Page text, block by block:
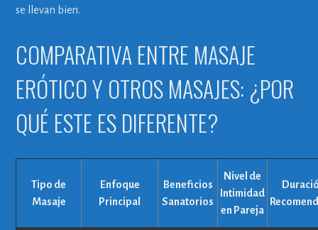
se llevan bien.
COMPARATIVA ENTRE MASAJE
ERÓTICO Y OTROS MASAJES: ¿POR
QUÉ ESTE ES DIFERENTE?
Tipo de
Masaje
Enfoque
Principal
Beneficios
Sanatorios
Nivel de
Intimidad
en Pareja